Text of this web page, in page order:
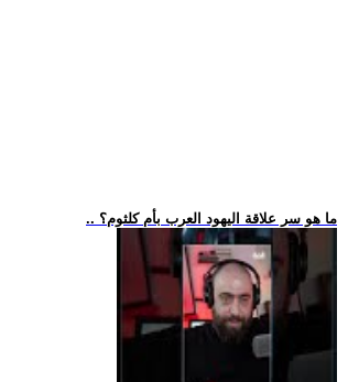
.. ما هو سر علاقة اليهود العرب بأم كلثوم؟